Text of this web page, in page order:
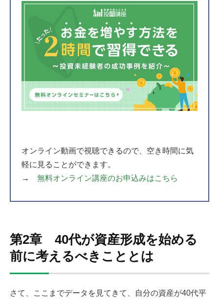
オンライン動画で視聴できるので、空き時間に気
軽に見ることができます。
→ 無料オンライン講座のお申込みはこちら
第2章 40代が資産形成を始める
前に考えるべきこととは
さて、ここまでデータを見てきて、自分の資産が40代平